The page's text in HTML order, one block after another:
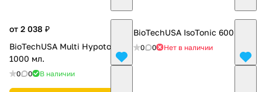
от 2 038 ₽
BioTechUSA Multi Hypotonic
1000 мл.
0 0 В наличии
BioTechUSA IsoTonic 600 г.
0 0 Нет в наличии